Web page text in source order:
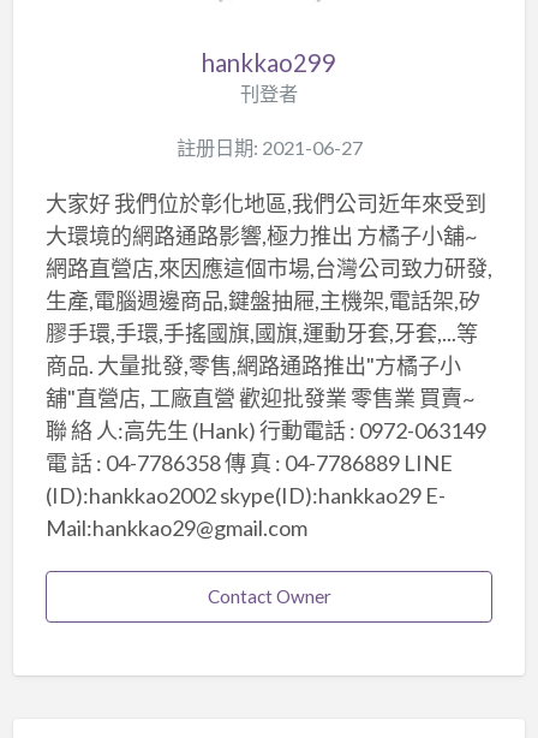
hankkao299
刊登者
註册日期: 2021-06-27
大家好 我們位於彰化地區,我們公司近年來受到
大環境的網路通路影響,極力推出 方橘子小舖~
網路直營店,來因應這個市場,台灣公司致力研發,
生產,電腦週邊商品,鍵盤抽屜,主機架,電話架,矽
膠手環,手環,手搖國旗,國旗,運動牙套,牙套,...等
商品. 大量批發,零售,網路通路推出"方橘子小
舖"直營店, 工廠直營 歡迎批發業 零售業 買賣~
聯 絡 人:高先生 (Hank) 行動電話 : ​0972-063149​
電 話 : 04-7786358 傳 真 : 04-7786889 LINE
(ID):hankkao2002 skype(ID):hankkao29 E-
Mail:hankkao29@gmail.com
Contact Owner